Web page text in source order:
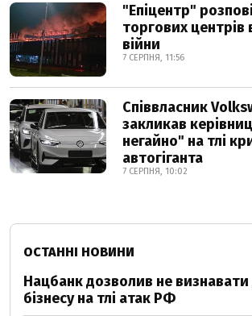
"Епіцентр"
торгових центрів
війни
7 СЕРПНЯ, 11:56
Співвласник
закликав
негайно" на тлі
автогіганта
7 СЕРПНЯ, 10:02
ОСТАННІ НОВИНИ
Нацбанк дозволив не
бізнесу на тлі атак РФ